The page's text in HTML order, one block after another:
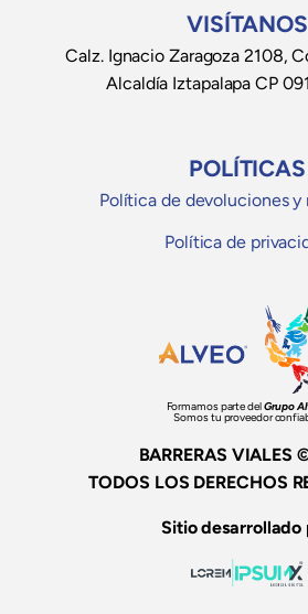
VISÍTANOS
Calz. Ignacio Zaragoza 2108,
Alcaldía Iztapalapa CP
POLÍTICAS
Política de devoluciones y
Política de
Formamos parte delGrupo
Somos tu proveedor
BARRERAS VIALES
TODOS LOS DERECHOS
Sitio desarrollado